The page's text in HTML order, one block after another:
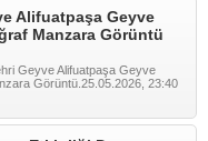
Alifuatpaşa Geyve
Manzara Görüntü
Geyve Alifuatpaşa Geyve
Görüntü.25.05.2026, 23:40